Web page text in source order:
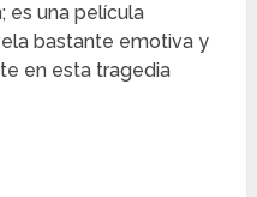
es una película
bastante emotiva y
en esta tragedia